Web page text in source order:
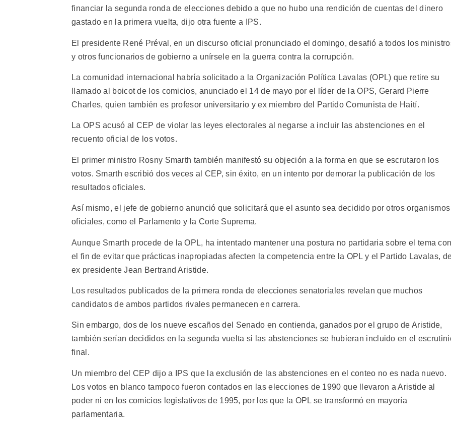
financiar la segunda ronda de elecciones debido a que no hubo una rendición de cuentas del dinero
gastado en la primera vuelta, dijo otra fuente a IPS.
El presidente René Préval, en un discurso oficial pronunciado el domingo, desafió a todos los
y otros funcionarios de gobierno a unírsele en la guerra contra la corrupción.
La comunidad internacional habría solicitado a la Organización Política Lavalas (OPL) que retire su
llamado al boicot de los comicios, anunciado el 14 de mayo por el líder de la OPS, Gerard Pierre
Charles, quien también es profesor universitario y ex miembro del Partido Comunista de Haití.
La OPS acusó al CEP de violar las leyes electorales al negarse a incluir las abstenciones en el
recuento oficial de los votos.
El primer ministro Rosny Smarth también manifestó su objeción a la forma en que se escrutaron los
votos. Smarth escribió dos veces al CEP, sin éxito, en un intento por demorar la publicación de los
resultados oficiales.
Así mismo, el jefe de gobierno anunció que solicitará que el asunto sea decidido por otros organismos
oficiales, como el Parlamento y la Corte Suprema.
Aunque Smarth procede de la OPL, ha intentado mantener una postura no partidaria sobre el tema
el fin de evitar que prácticas inapropiadas afecten la competencia entre la OPL y el Partido Lavalas,
ex presidente Jean Bertrand Aristide.
Los resultados publicados de la primera ronda de elecciones senatoriales revelan que muchos
candidatos de ambos partidos rivales permanecen en carrera.
Sin embargo, dos de los nueve escaños del Senado en contienda, ganados por el grupo de Aristide,
también serían decididos en la segunda vuelta si las abstenciones se hubieran incluido en el
final.
Un miembro del CEP dijo a IPS que la exclusión de las abstenciones en el conteo no es nada nuevo.
Los votos en blanco tampoco fueron contados en las elecciones de 1990 que llevaron a Aristide al
poder ni en los comicios legislativos de 1995, por los que la OPL se transformó en mayoría
parlamentaria.